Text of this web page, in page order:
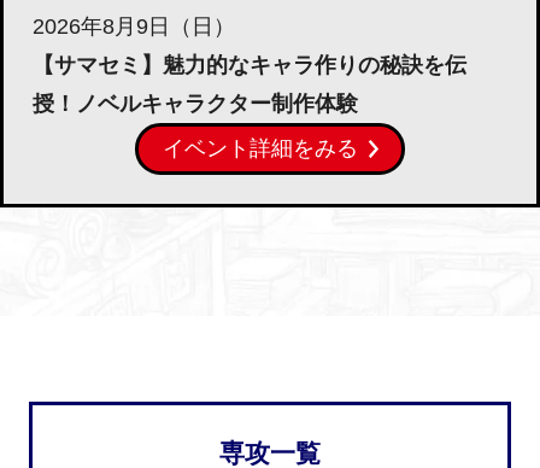
2026年8月9日（日）
【サマセミ】魅力的なキャラ作りの秘訣を伝
授！ノベルキャラクター制作体験
イベント詳細をみる
専攻一覧